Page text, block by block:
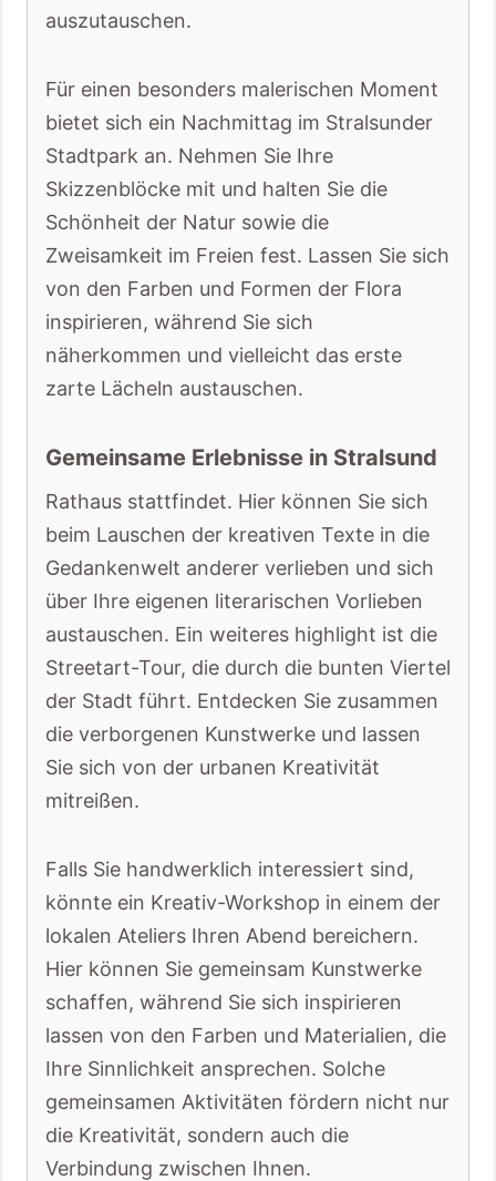
auszutauschen.
Für einen besonders malerischen Moment
bietet sich ein Nachmittag im Stralsunder
Stadtpark an. Nehmen Sie Ihre
Skizzenblöcke mit und halten Sie die
Schönheit der Natur sowie die
Zweisamkeit im Freien fest. Lassen Sie sich
von den Farben und Formen der Flora
inspirieren, während Sie sich
näherkommen und vielleicht das erste
zarte Lächeln austauschen.
Gemeinsame Erlebnisse in Stralsund
Rathaus stattfindet. Hier können Sie sich
beim Lauschen der kreativen Texte in die
Gedankenwelt anderer verlieben und sich
über Ihre eigenen literarischen Vorlieben
austauschen. Ein weiteres highlight ist die
Streetart-Tour, die durch die bunten Viertel
der Stadt führt. Entdecken Sie zusammen
die verborgenen Kunstwerke und lassen
Sie sich von der urbanen Kreativität
mitreißen.
Falls Sie handwerklich interessiert sind,
könnte ein Kreativ-Workshop in einem der
lokalen Ateliers Ihren Abend bereichern.
Hier können Sie gemeinsam Kunstwerke
schaffen, während Sie sich inspirieren
lassen von den Farben und Materialien, die
Ihre Sinnlichkeit ansprechen. Solche
gemeinsamen Aktivitäten fördern nicht nur
die Kreativität, sondern auch die
Verbindung zwischen Ihnen.